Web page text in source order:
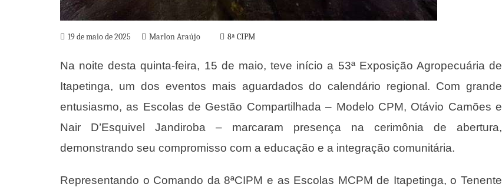
19 de maio de 2025 Marlon Araújo 8ª CIPM
Na noite desta quinta-feira, 15 de maio, teve início a 53ª Exposição Agropecuária de
Itapetinga, um dos eventos mais aguardados do calendário regional. Com grande
entusiasmo, as Escolas de Gestão Compartilhada – Modelo CPM, Otávio Camões e
Nair D’Esquivel Jandiroba – marcaram presença na cerimônia de abertura,
demonstrando seu compromisso com a educação e a integração comunitária.
Representando o Comando da 8ªCIPM e as Escolas MCPM de Itapetinga, o Tenente